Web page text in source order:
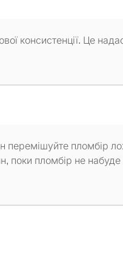
консистенції. Це
перемішуйте пломбір
поки пломбір не набуде